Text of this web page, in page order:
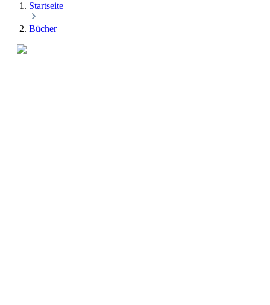
Startseite
Bücher